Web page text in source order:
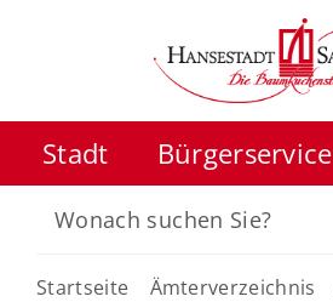
Stadt Bürgerservice
Startseite Ämterverzeichnis